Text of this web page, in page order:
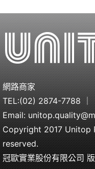
網路商家
TEL:(02) 2874-7788
Email:
Copyright 2017 Unitop
reserved.
冠歐實業股份有限公司